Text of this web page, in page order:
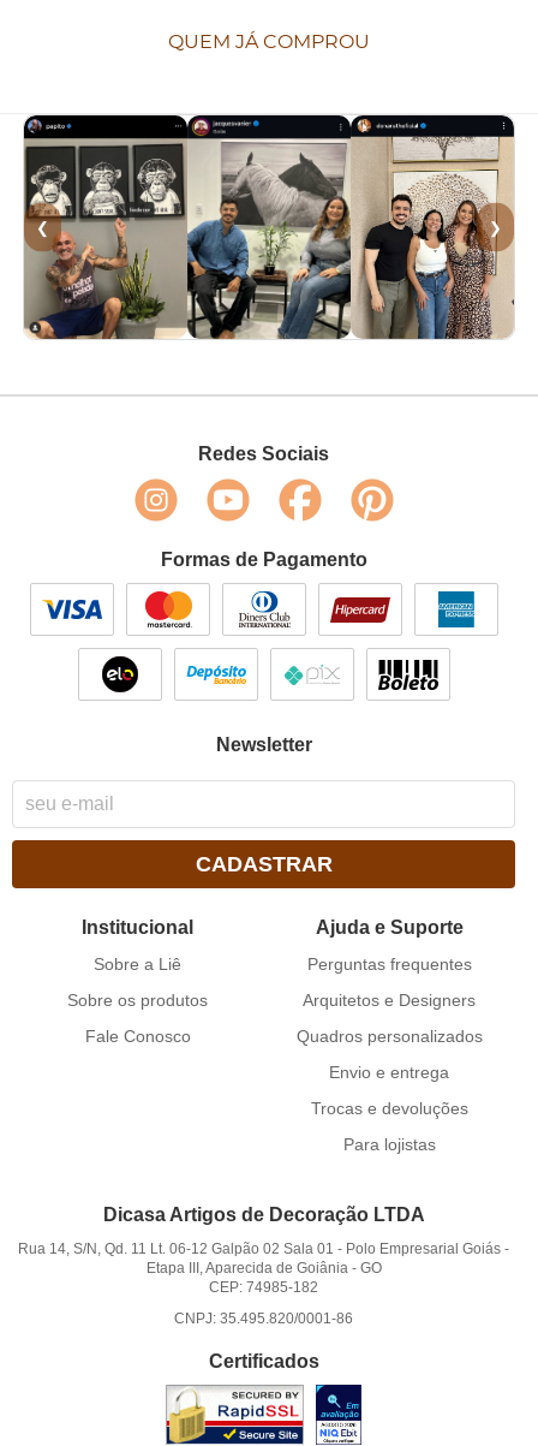
QUEM JÁ COMPROU
❮ ❯
Redes Sociais
Formas de Pagamento
Newsletter
CADASTRAR
Institucional
Sobre a Liê
Sobre os produtos
Fale Conosco
Ajuda e Suporte
Perguntas frequentes
Arquitetos e Designers
Quadros personalizados
Envio e entrega
Trocas e devoluções
Para lojistas
Dicasa Artigos de Decoração LTDA
Rua 14, S/N, Qd. 11 Lt. 06-12 Galpão 02 Sala 01 - Polo Empresarial Goiás -
Etapa III, Aparecida de Goiânia- GO
CEP: 74985-182
CNPJ: 35.495.820/0001-86
Certificados